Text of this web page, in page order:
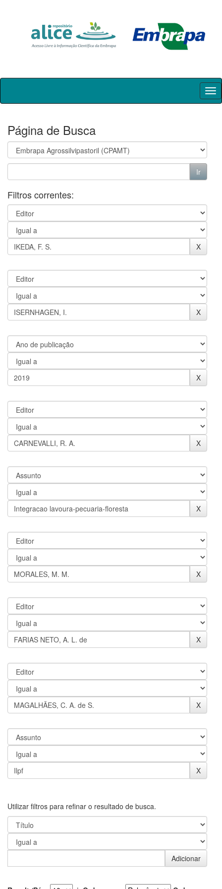
Skip
Página de Busca
Filtros correntes:
Utilizar filtros para refinar o resultado de busca.